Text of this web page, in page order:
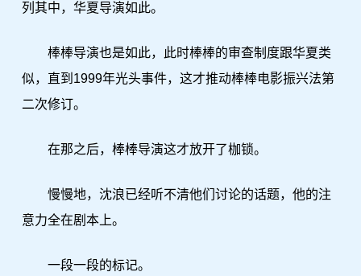
列其中，华夏导演如此。
棒棒导演也是如此，此时棒棒的审查制度跟华夏类
似，直到1999年光头事件，这才推动棒棒电影振兴法第
二次修订。
在那之后，棒棒导演这才放开了枷锁。
慢慢地，沈浪已经听不清他们讨论的话题，他的注
意力全在剧本上。
一段一段的标记。